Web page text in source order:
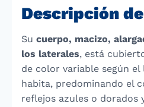
Descripción
Su cuerpo, macizo,
los laterales, está
de color variable según el
habita, predominando el
reflejos azules o dorados